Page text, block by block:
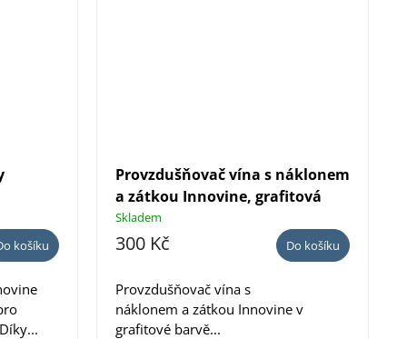
košíku
Provzdušňovač vína s náklonem
a zátkou Innovine, grafitová
Skladem
300 Kč Do košíku
Provzdušňovač vína s
náklonem a zátkou Innovine v
grafitové barvě...